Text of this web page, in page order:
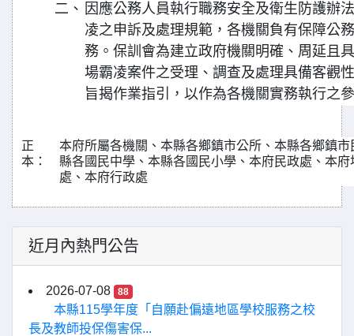
二、 因應公務人員執行職務安全及衛生防護辦
凌之申訴及處理規範，各機關負有保障公
務。保訓會為建立政府機關明確、周延且
場霸凌案件之受理、調查及處理具備客觀
旨揭作業指引，以作為各機關實務執行之
正
本：
本府所屬各機關、本縣各鄉鎮市公所、本縣各鄉鎮
縣各國民中學、本縣各國民小學、本府民政處、本
處、本府行政處
近月內熱門公告
2026-07-08 88
本縣115學年度「自願赴偏遠地區學校服務之校
長及教師投保傷害保...